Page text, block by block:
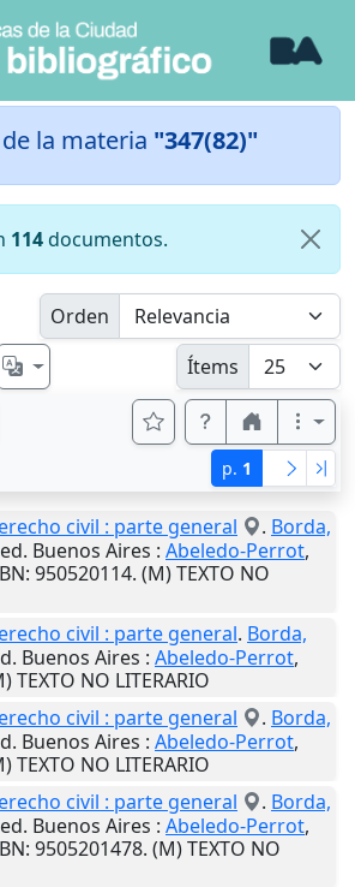
la materia "347(82)"
114documentos.
Orden
Ítems
p. 1
civil : parte general . Borda,
Buenos Aires : Abeledo-Perrot,
950520114. (M) TEXTO NO
civil : parte general. Borda,
Buenos Aires : Abeledo-Perrot,
TEXTO NO LITERARIO
civil : parte general
. Borda,
Buenos Aires : Abeledo-Perrot,
TEXTO NO LITERARIO
civil : parte general
. Borda,
Buenos Aires : Abeledo-Perrot,
9505201478. (M) TEXTO NO